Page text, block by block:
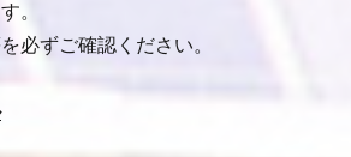
。
必ずご確認ください。